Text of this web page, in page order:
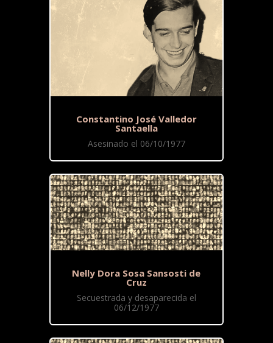
Constantino José Valledor
Santaella
Asesinado el 06/10/1977
Nelly Dora Sosa Sansosti de
Cruz
Secuestrada y desaparecida el
06/12/1977